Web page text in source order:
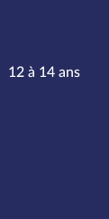
12 à 14 ans